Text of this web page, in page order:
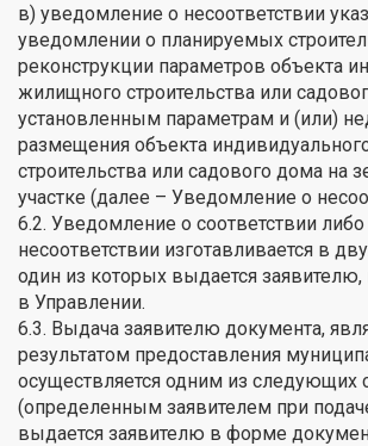
в) уведомление о несоответствии
уведомлении о планируемых
реконструкции параметров объекта
жилищного строительства или
установленным параметрам и (или)
размещения объекта
строительства или садового дома на
участке (далее – Уведомление о
6.2. Уведомление о соответствии
несоответствии изготавливается в
один из которых выдается заявителю,
в Управлении.
6.3. Выдача заявителю документа,
результатом предоставления
осуществляется одним из следующих
(определенным заявителем при
выдается заявителю в форме